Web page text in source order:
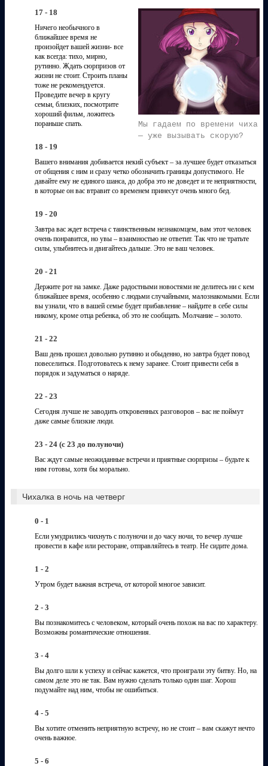
Мы гадаем по времени чиха
— уже вызывать скорую?
17 - 18
Ничего необычного в
ближайшее время не
произойдет вашей жизни- все
как всегда: тихо, мирно,
рутинно. Ждать сюрпризов от
жизни не стоит. Строить планы
тоже не рекомендуется.
Проведите вечер в кругу
семьи, близких, посмотрите
хороший фильм, ложитесь
пораньше спать.
18 - 19
Вашего внимания добивается некий субъект – за лучшее будет отказаться
от общения с ним и сразу четко обозначить границы допустимого. Не
давайте ему не единого шанса, до добра это не доведет и те неприятности,
в которые он вас втравит со временем принесут очень много бед.
19 - 20
Завтра вас ждет встреча с таинственным незнакомцем, вам этот человек
очень понравится, но увы – взаимностью не ответит. Так что не тратьте
силы, улыбнитесь и двигайтесь дальше. Это не ваш человек.
20 - 21
Держите рот на замке. Даже радостными новостями не делитесь ни с кем
ближайшее время, особенно с людьми случайными, малознакомыми. Если
вы узнали, что в вашей семье будет прибавление – найдите в себе силы
никому, кроме отца ребенка, об это не сообщать. Молчание – золото.
21 - 22
Ваш день прошел довольно рутинно и обыденно, но завтра будет повод
повеселиться. Подготовьтесь к нему заранее. Стоит привести себя в
порядок и задуматься о наряде.
22 - 23
Сегодня лучше не заводить откровенных разговоров – вас не поймут
даже самые близкие люди.
23 - 24 (c 23 до полуночи)
Вас ждут самые неожиданные встречи и приятные сюрпризы – будьте к
ним готовы, хотя бы морально.
Чихалка в ночь на четверг
0 - 1
Если умудрились чихнуть с полуночи и до часу ночи, то вечер лучше
провести в кафе или ресторане, отправляйтесь в театр. Не сидите дома.
1 - 2
Утром будет важная встреча, от которой многое зависит.
2 - 3
Вы познакомитесь с человеком, который очень похож на вас по характеру.
Возможны романтические отношения.
3 - 4
Вы долго шли к успеху и сейчас кажется, что проиграли эту битву. Но, на
самом деле это не так. Вам нужно сделать только один шаг. Хорош
подумайте над ним, чтобы не ошибиться.
4 - 5
Вы хотите отменить неприятную встречу, но не стоит – вам скажут нечто
очень важное.
5 - 6